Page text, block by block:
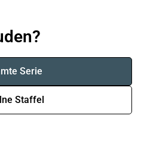
Serie
Staffel